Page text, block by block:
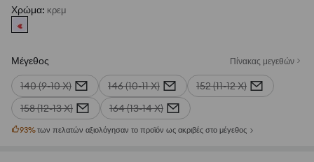
Χρώμα: κρεμ
Μέγεθος Πίνακας μεγεθών
140 (9-10 Χ) 146 (10-11 Χ)
152 (11-12 Χ)
158 (12-13 Χ)
164 (13-14 Χ)
93%των πελατών αξιολόγησαν το προϊόν ως ακριβές στο μέγεθος